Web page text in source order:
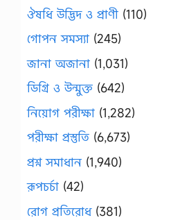
ঔষধি উদ্ভিদ ও প্রাণী (110)
গোপন সমস্যা (245)
জানা অজানা (1,031)
ডিগ্রি ও উন্মুক্ত (642)
নিয়োগ পরীক্ষা (1,282)
পরীক্ষা প্রস্তুতি (6,673)
প্রশ্ন সমাধান (1,940)
রূপচর্চা (42)
রোগ প্রতিরোধ(381)